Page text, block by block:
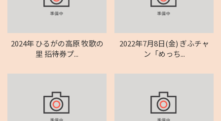
2024年 ひるがの高原 牧歌の
里 招待券プ...
2022年7月8日(金) ぎふチャ
ン「めっち...